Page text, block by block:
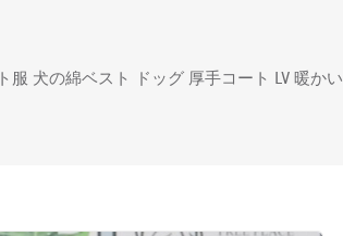
服 犬の綿ベスト ドッグ 厚手コート LV 暖